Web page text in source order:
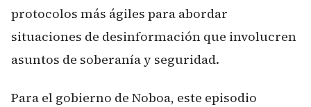
protocolos más ágiles para abordar
situaciones de desinformación que involucren
asuntos de soberanía y seguridad.
Para el gobierno de Noboa, este episodio